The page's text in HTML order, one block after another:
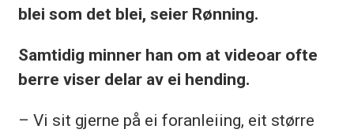
blei som det blei, seier Rønning.
Samtidig minner han om at videoar ofte
berre viser delar av ei hending.
– Vi sit gjerne på ei foranleiing, eit større